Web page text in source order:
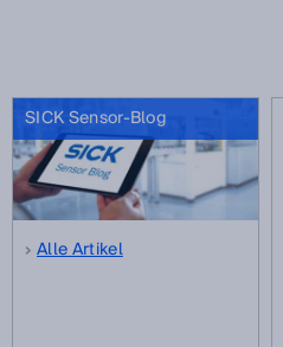
SICK Sensor-Blog
Alle Artikel